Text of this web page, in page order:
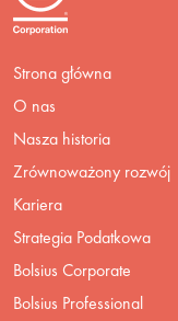
Strona główna
O nas
Nasza historia
Zrównoważony rozwój
Kariera
Strategia Podatkowa
Bolsius Corporate
Bolsius Professional